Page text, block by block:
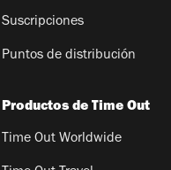
Suscripciones
Puntos de distribución
Productos de Time Out
Time Out Worldwide